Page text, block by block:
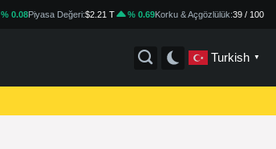
% 0.08Piyasa Değeri:$2.21 T % 0.69Korku & Açgözlülük:39 / 100
Turkish ▼